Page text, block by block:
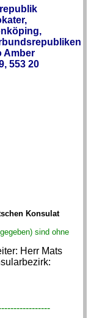
Amber
553 20
Konsulat
sind ohne
Herr Mats